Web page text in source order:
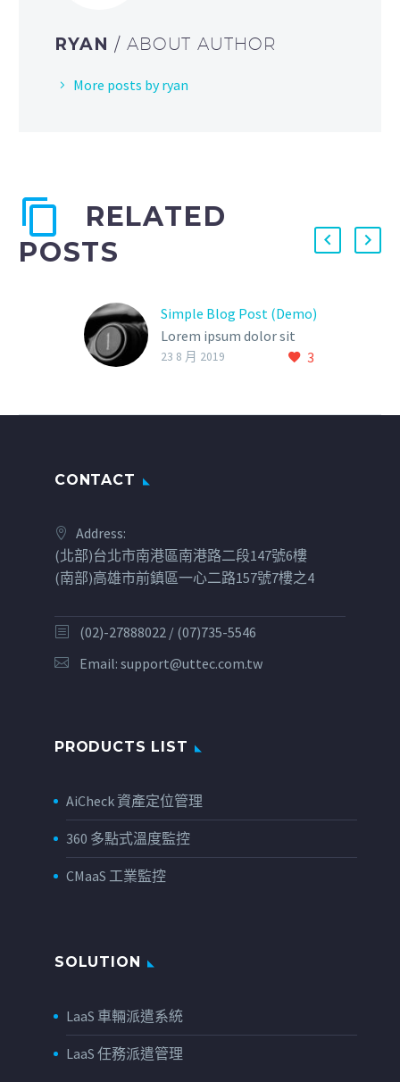
RYAN / ABOUT AUTHOR
More posts by ryan
RELATED
POSTS
Simple Blog Post (Demo)
Lorem ipsum dolor sit
ametcon sectetur
3
23 8 月 2019
CONTACT
Address:
(北部)台北市南港區南港路二段147號6樓
(南部)高雄市前鎮區一心二路157號7樓之4
(02)-27888022 / (07)735-5546
Email: support@uttec.com.tw
PRODUCTS LIST
AiCheck 資產定位管理
360 多點式溫度監控
CMaaS 工業監控
SOLUTION
LaaS 車輛派遣系統
LaaS 任務派遣管理